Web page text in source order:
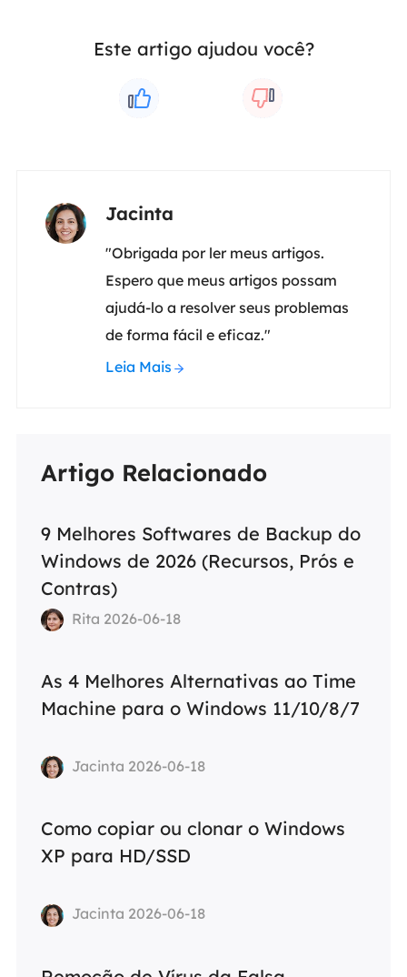
Este artigo ajudou você?
Jacinta
"Obrigada por ler meus artigos.
Espero que meus artigos possam
ajudá-lo a resolver seus problemas
de forma fácil e eficaz."
Leia Mais
Artigo Relacionado
9 Melhores Softwares de Backup do
Windows de 2026 (Recursos, Prós e
Contras)
Rita 2026-06-18
As 4 Melhores Alternativas ao Time
Machine para o Windows 11/10/8/7
Jacinta 2026-06-18
Como copiar ou clonar o Windows
XP para HD/SSD
Jacinta 2026-06-18